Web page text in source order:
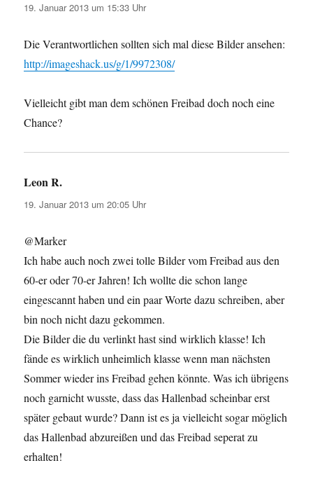
19. Januar 2013 um 15:33 Uhr
Die Verantwortlichen sollten sich mal diese Bilder ansehen:
http://imageshack.us/g/1/9972308/
Vielleicht gibt man dem schönen Freibad doch noch eine
Chance?
Leon R.
19. Januar 2013 um 20:05 Uhr
@Marker
Ich habe auch noch zwei tolle Bilder vom Freibad aus den
60-er oder 70-er Jahren! Ich wollte die schon lange
eingescannt haben und ein paar Worte dazu schreiben, aber
bin noch nicht dazu gekommen.
Die Bilder die du verlinkt hast sind wirklich klasse! Ich
fände es wirklich unheimlich klasse wenn man nächsten
Sommer wieder ins Freibad gehen könnte. Was ich übrigens
noch garnicht wusste, dass das Hallenbad scheinbar erst
später gebaut wurde? Dann ist es ja vielleicht sogar möglich
das Hallenbad abzureißen und das Freibad seperat zu
erhalten!